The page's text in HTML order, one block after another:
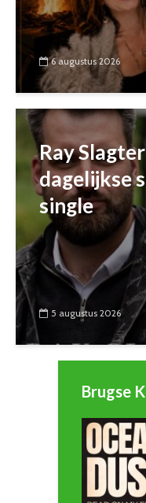
6 augustus 2026
Ray
dagelijkse
single
5 augustus 2026
Brugse